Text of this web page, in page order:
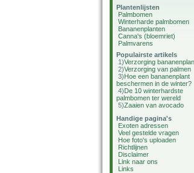
Plantenlijsten
Palmbomen
Winterharde palmbomen
Bananenplanten
Canna's (bloemriet)
Palmvarens
Populairste artikels
1)Verzorging
2)Verzorging van palmen
3)Hoe een bananenplant
beschermen in de winter?
4)De 10 winterhardste
palmbomen ter wereld
5)Zaaien van avocado
Handige pagina's
Exoten adressen
Veel gestelde vragen
Hoe foto's uploaden
Richtlijnen
Disclaimer
Link naar ons
Links